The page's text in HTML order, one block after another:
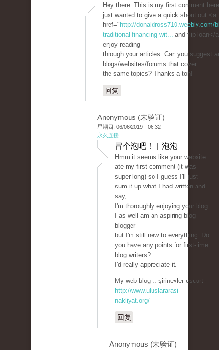
Hey there! This is my first comment
just wanted to give a quick shout out <a
href=" http://donaldross710.weebly.com/
traditional-financing-wit... and flip loan</
enjoy reading
through your articles. Can you suggest
blogs/websites/forums that cover
the same topics? Thanks a ton!
回复
Anonymous (未验证)
星期四, 06/06/2019 - 06:32
永久连接
冒个泡吧！ | 泡泡
Hmm it seems like your website
ate my first comment (it was
super long) so I guess I'll just
sum it up what I had written and
say,
I'm thoroughly enjoying your blog.
I as well am an aspiring blog
blogger
but I'm still new to everything. Do
you have any points for first-time
blog writers?
I'd really appreciate it.
My web blog :: şirinevler escort -
http://www.uluslararasi-
nakliyat.org/
回复
Anonymous (未验证)